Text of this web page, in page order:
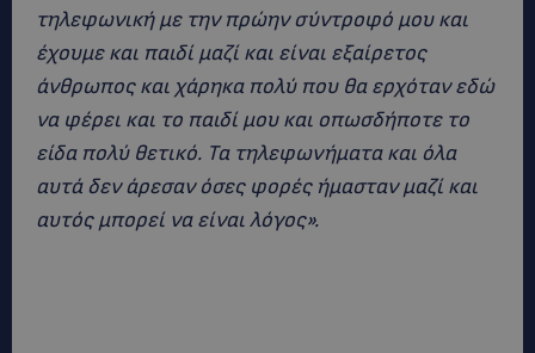
τηλεφωνική με την πρώην σύντροφό μου και
έχουμε και παιδί μαζί και είναι εξαίρετος
άνθρωπος και χάρηκα πολύ που θα ερχόταν εδώ
να φέρει και το παιδί μου και οπωσδήποτε το
είδα πολύ θετικό. Τα τηλεφωνήματα και όλα
αυτά δεν άρεσαν όσες φορές ήμασταν μαζί και
αυτός μπορεί να είναι λόγος».